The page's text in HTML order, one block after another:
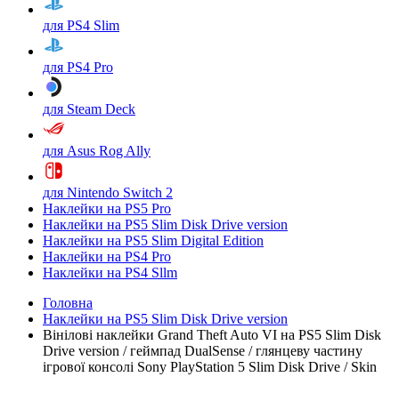
для PS4 Slim
для PS4 Pro
для Steam Deck
для Asus Rog Ally
для Nintendo Switch 2
Наклейки на PS5 Pro
Наклейки на PS5 Slim Disk Drive version
Наклейки на PS5 Slim Digital Edition
Наклейки на PS4 Pro
Наклейки на PS4 Sllm
Головна
Наклейки на PS5 Slim Disk Drive version
Вінілові наклейки Grand Theft Auto VI на PS5 Slim Disk
Drive version / геймпад DualSense / глянцеву частину
ігрової консолі Sony PlayStation 5 Slim Disk Drive / Skin